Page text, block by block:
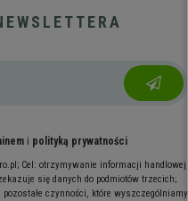
i polityką prywatności
Cel: otrzymywanie informacji handlowej;
się danych do podmiotów trzecich;
czynności, które wyszczególniamy